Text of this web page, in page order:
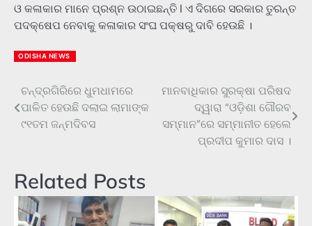
ଓ କଳାକାର ମାନେ ପ୍ରଶ୍ନ ଉଠାଇଛନ୍ତି I ଏ ଦିଗରେ ସରକାର ତୁରନ୍ତ
ପଦକ୍ଷେପ ନେବାକୁ କଳାକାର ସଂଘ ପକ୍ଷରୁ ଦାବି ହେଉଛି ।
ODISHA NEWS
Post
navigation
ଚନ୍ଦ୍ରଗିରିରେ ଧୁମଧାମରେ
ପାଳିତ ହେଉଛି ଦଲାଇ ଲାମାଙ୍କ
୯୧ତମ ଜନ୍ମଦିବସ
ମାନବାଧିକାର ସୁରକ୍ଷା ପରିଷଦ
ଦ୍ୱାରା “ଓଡ଼ିଶା ଗୌରବ
ସମ୍ମାନ”ରେ ସମ୍ମାନୀତ ହେଲେ
ପ୍ରଦୀପ କୁମାର ଦାସ ।
Related Posts